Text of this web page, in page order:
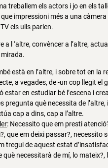
treballem els actors i jo en els
que impressioni més a una
els ulls parlen.
a l ‘altre, convèncer a l’altre,
està en l’altre, i sobre tot en la
a vegades, de -un cop llegit
estar en estudiar bé l’escena i
pregunta què necessita de
cap a dins, cap a l’altre.
: Necessito que em presti
que em deixi passar?, necessito
tregui de aquest estat
què necessitarà de mí, lo mateix?,